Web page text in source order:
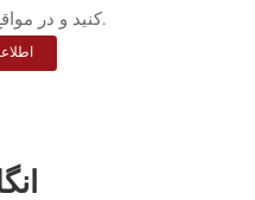
کنید و در مواقع اضطراری بهترین تصمیمات را بگیرید.